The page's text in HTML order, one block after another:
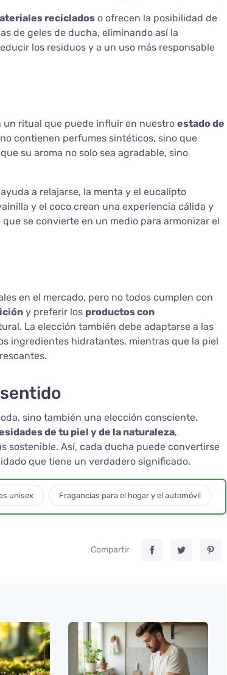
reciclados o ofrecen la posibilidad de
de geles de ducha, eliminando así la
los residuos y a un uso más responsable
un ritual que puede influir en nuestro estado de
contienen perfumes sintéticos, sino que
su aroma no solo sea agradable, sino
a relajarse, la menta y el eucalipto
y el coco crean una experiencia cálida y
se convierte en un medio para armonizar el
en el mercado, pero no todos cumplen con
y preferir los productos con
La elección también debe adaptarse a las
ingredientes hidratantes, mientras que la piel
sino también una elección consciente.
de tu piel y de la naturaleza,
sostenible. Así, cada ducha puede convertirse
que tiene un verdadero significado.
unisex Fragancias para el hogar y el automóvil
Compartir